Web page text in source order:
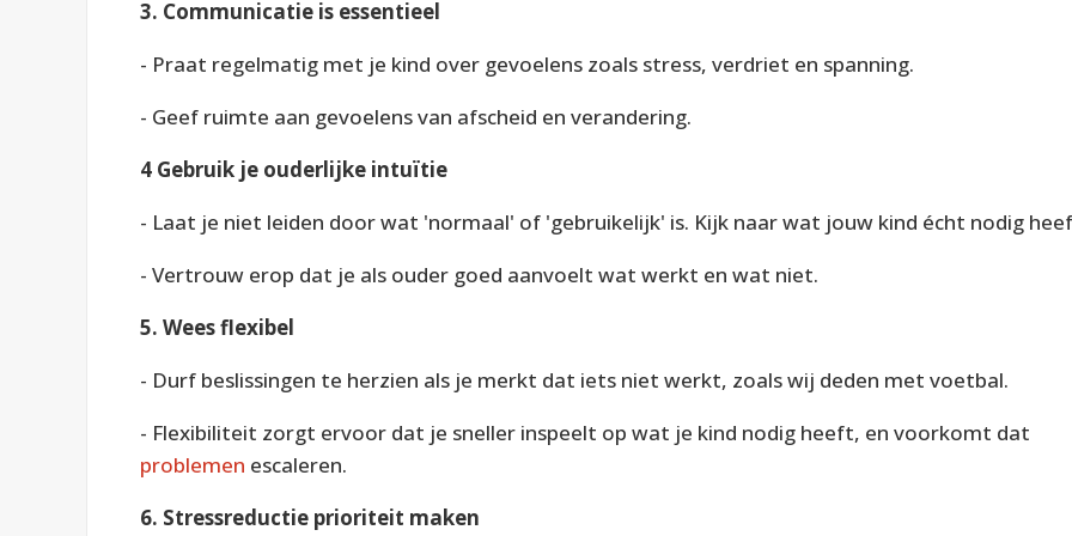
3. Communicatie is essentieel
- Praat regelmatig met je kind over gevoelens zoals stress, verdriet en spanning.
- Geef ruimte aan gevoelens van afscheid en verandering.
4 Gebruik je ouderlijke intuïtie
- Laat je niet leiden door wat 'normaal' of 'gebruikelijk' is. Kijk naar wat jouw kind écht nodig
- Vertrouw erop dat je als ouder goed aanvoelt wat werkt en wat niet.
5. Wees flexibel
- Durf beslissingen te herzien als je merkt dat iets niet werkt, zoals wij deden met voetbal.
- Flexibiliteit zorgt ervoor dat je sneller inspeelt op wat je kind nodig heeft, en voorkomt dat
problemen escaleren.
6. Stressreductie prioriteit maken